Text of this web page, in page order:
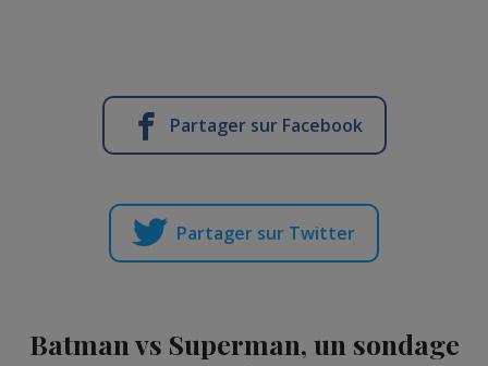
Partager sur Facebook
Partager sur Twitter
Batman vs Superman, un sondage